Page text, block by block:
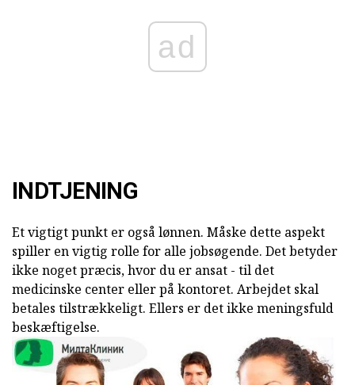
ad
INDTJENING
Et vigtigt punkt er også lønnen. Måske dette aspekt
spiller en vigtig rolle for alle jobsøgende. Det betyder
ikke noget præcis, hvor du er ansat - til det
medicinske center eller på kontoret. Arbejdet skal
betales tilstrækkeligt. Ellers er det ikke meningsfuld
beskæftigelse.